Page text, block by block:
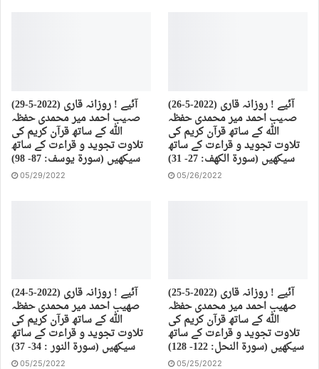
(29-5-2022) آئیے ! روزانہ قاری
صہیب احمد میر محمدی حفظہ
اللہ کے ساتھ قرآن کریم کی
تلاوت تجوید و قراءت کے ساتھ
سیکھیں (سورة يوسف: 87- 98)
05/29/2022
(26-5-2022) آئیے ! روزانہ قاری
صہیب احمد میر محمدی حفظہ
اللہ کے ساتھ قرآن کریم کی
تلاوت تجوید و قراءت کے ساتھ
سیکھیں (سورة الكهف: 27- 31)
05/26/2022
(24-5-2022) آئیے ! روزانہ قاری
صهیب احمد میر محمدی حفظہ
اللہ کے ساتھ قرآن کریم کی
تلاوت تجوید و قراءت کے ساتھ
سیکھیں (سورة النور : 34- 37)
05/25/2022
(25-5-2022) آئیے ! روزانہ قاری
صهیب احمد میر محمدی حفظہ
اللہ کے ساتھ قرآن کریم کی
تلاوت تجوید و قراءت کے ساتھ
سیکھیں (سورة النحل: 122- 128)
05/25/2022